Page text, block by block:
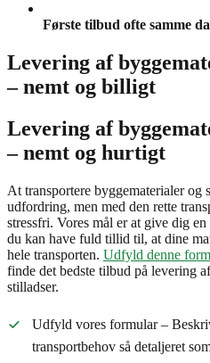
Første tilbud ofte samme
Levering af
– nemt og billigt
Levering af
– nemt og hurtigt
At transportere byggematerialer og
udfordring, men med den rette
stressfri. Vores mål er at give dig
du kan have fuld tillid til, at dine
hele transporten. Udfyld denne
finde det bedste tilbud på levering
stilladser.
Udfyld vores formular –
transportbehov så detaljeret